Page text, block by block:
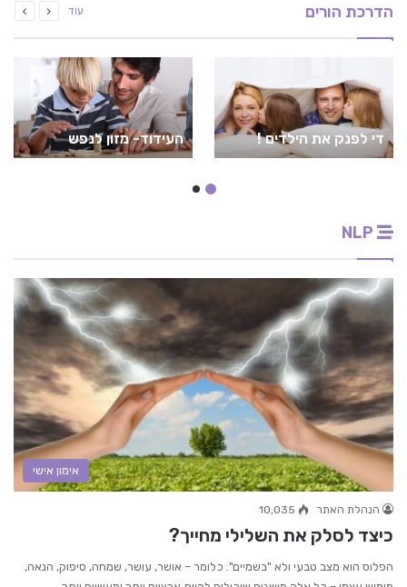
הדרכת הורים עוד
די לפנק את הילדים ! העידוד- מזון לנפש
אימון אישי
הנהלת האתר 10,035
כיצד לסלק את השלילי מחייך?
הפלוס הוא מצב טבעי ולא "בשמיים". כלומר – אושר, עושר, שמחה, סיפוק, הנאה,